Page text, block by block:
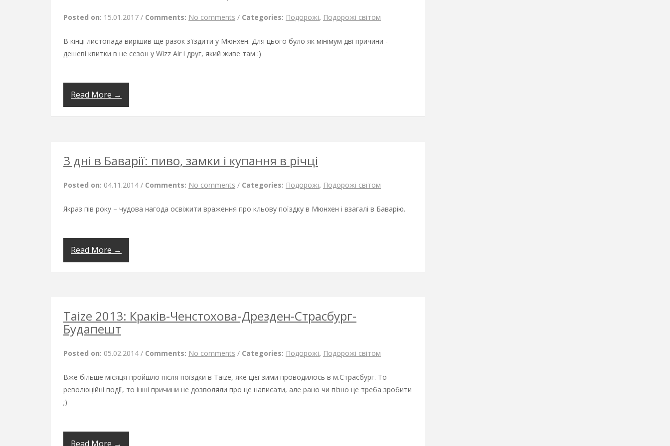
Posted on: 15.01.2017 / Comments: No comments / Categories: Подорожі, Подорожі світом
В кінці листопада вирішив ще разок з'їздити у Мюнхен. Для цього було як мінімум дві причини -
дешеві квитки в не сезон у Wizz Air і друг, який живе там :)
Read More →
3 дні в Баварії: пиво, замки і купання в річці
Posted on: 04.11.2014 / Comments: No comments / Categories: Подорожі, Подорожі світом
Якраз пів року – чудова нагода освіжити враження про кльову поїздку в Мюнхен і взагалі в Баварію.
Read More →
Taize 2013: Краків-Ченстохова-Дрезден-Страсбург-
Будапешт
Posted on: 05.02.2014 / Comments: No comments / Categories: Подорожі, Подорожі світом
Вже більше місяця пройшло після поїздки в Taize, яке цієї зими проводилось в м.Страсбург. То
революційні події, то інші причини не дозволяли про це написати, але рано чи пізно це треба зробити
;)
Read More →